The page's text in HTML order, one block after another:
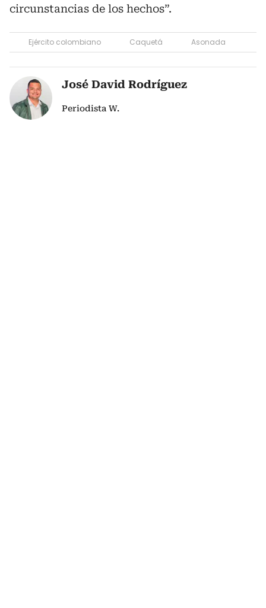
circunstancias de los hechos”.
Ejército colombiano Caquetá Asonada
José David Rodríguez
Periodista W.